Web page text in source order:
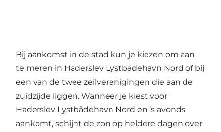
Bij aankomst in de stad kun je kiezen om aan
te meren in Haderslev Lystbådehavn Nord of bij
een van de twee zeilverenigingen die aan de
zuidzijde liggen. Wanneer je kiest voor
Haderslev Lystbådehavn Nord en ’s avonds
aankomt, schijnt de zon op heldere dagen over